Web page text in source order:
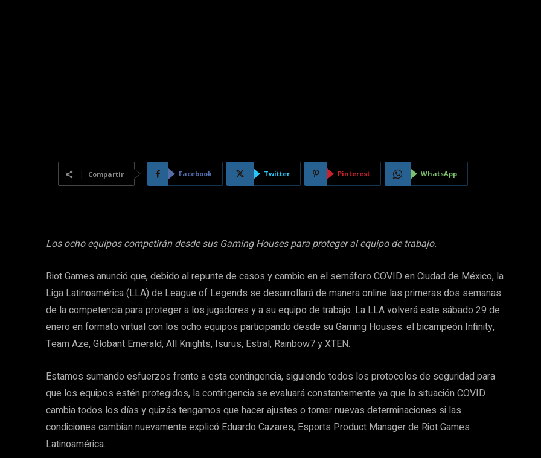
Compartir Facebook Twitter Pinterest WhatsApp
Los ocho equipos competirán desde sus Gaming Houses para proteger al equipo de trabajo.
Riot Games anunció que, debido al repunte de casos y cambio en el semáforo COVID en Ciudad de México, la
Liga Latinoamérica (LLA) de League of Legends se desarrollará de manera online las primeras dos semanas
de la competencia para proteger a los jugadores y a su equipo de trabajo. La LLA volverá este sábado 29 de
enero en formato virtual con los ocho equipos participando desde su Gaming Houses: el bicampeón Infinity,
Team Aze, Globant Emerald, All Knights, Isurus, Estral, Rainbow7 y XTEN.
Estamos sumando esfuerzos frente a esta contingencia, siguiendo todos los protocolos de seguridad para
que los equipos estén protegidos, la contingencia se evaluará constantemente ya que la situación COVID
cambia todos los días y quizás tengamos que hacer ajustes o tomar nuevas determinaciones si las
condiciones cambian nuevamente explicó Eduardo Cazares, Esports Product Manager de Riot Games
Latinoamérica.